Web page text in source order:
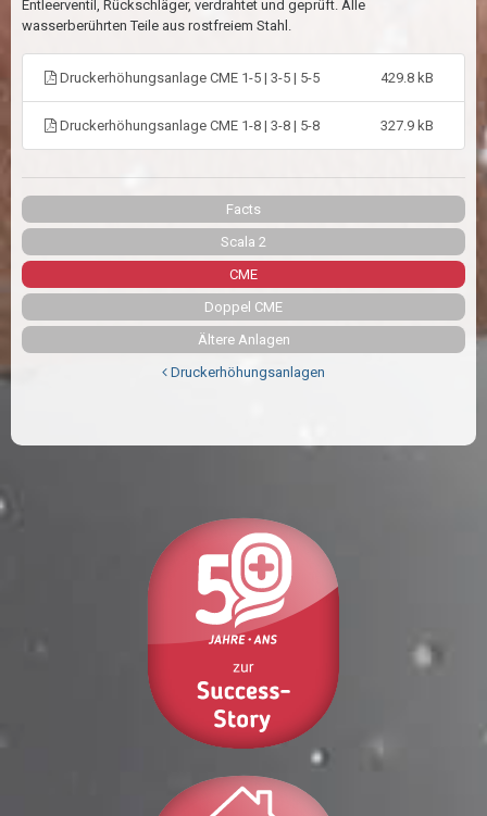
Entleerventil, Rückschläger, verdrahtet und geprüft. Alle
wasserberührten Teile aus rostfreiem Stahl.
Druckerhöhungsanlage CME 1-5 | 3-5 | 5-5 429.8 kB
Druckerhöhungsanlage CME 1-8 | 3-8 | 5-8 327.9 kB
Facts
Scala 2
CME
Doppel CME
Ältere Anlagen
Druckerhöhungsanlagen